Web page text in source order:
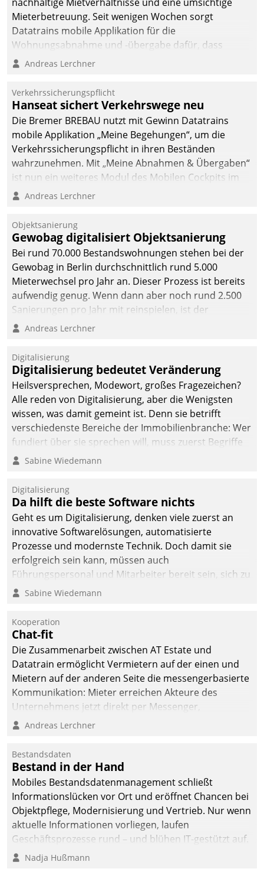
Mieterbetreuung. Seit wenigen Wochen sorgt
Datatrains mobile Applikation für die
Wohnungsabnahme und -übergabe dafür, dass
Mieter wohlgeordnet kommen und, so es sein muss,
Andreas Lerchner
Verkehrssicherungspflicht
Hanseat sichert Verkehrswege neu
Die Bremer BREBAU nutzt mit Gewinn Datatrains
mobile Applikation „Meine Begehungen“, um die
Verkehrssicherungspflicht in ihren Beständen
wahrzunehmen. Mit „Meine Abnahmen & Übergaben“
ist nun ein weiteres Modul des Mobilen Cockpits im
Einsatz.
Andreas Lerchner
Objektsanierung
Gewobag digitalisiert Objektsanierung
Bei rund 70.000 Bestandswohnungen stehen bei der
Gewobag in Berlin durchschnittlich rund 5.000
Mieterwechsel pro Jahr an. Dieser Prozess ist bereits
aufwendig genug. Wenn dann aber noch rund 2.500
Sanierungen pro Jahr mit reinspielen, ist der
Betreuungs- und Organisationsaufwand immens. Im
kommunale Wohnungsbauunternehmen daher
gemeinsam mit der Berliner Datatrain GmbH den
Teilprozess der Objektsanierung digitalisiert.
Andreas Lerchner
Digitalisierung
Digitalisierung bedeutet Veränderung
Heilsversprechen, Modewort, großes Fragezeichen?
Alle reden von Digitalisierung, aber die Wenigsten
wissen, was damit gemeint ist. Denn sie betrifft
verschiedenste Bereiche der Immobilienbranche: Wer
fundiert über sie sprechen will, muss zuerst Begriffe
klären. Ein Aspekt ist die betriebliche Optimierung:
Einsparungen durch optimierte und automatisierte
Prozesse. Doch man darf nicht zu viel erwarten: Allein
mit der Einführung einer neuen Software ist es nicht
getan. Die Digitalisierung erfordert von Unternehmen
die Bereitschaft, sich zu überprüfen, zu hinterfragen
und zu verändern.
Sabine Wiedemann
Digitalisierung
Da hilft die beste Software nichts
Geht es um Digitalisierung, denken viele zuerst an
innovative Softwarelösungen, automatisierte
Prozesse und modernste Technik. Doch damit sie
erfolgreich sein kann, müssen auch
Führungspersonal und Mitarbeiter bereit sein, sich zu
verändern und anzupassen, sonst werden sie an ihr
Sabine Wiedemann
Kooperation
Chat-fit
Die Zusammenarbeit zwischen AT Estate und
Datatrain ermöglicht Vermietern auf der einen und
Mietern auf der anderen Seite die messengerbasierte
Kommunikation: Mieter erreichen Akteure des
Unternehmens jetzt direkt per Messenger,
Mitarbeiter oder Dienstleister empfangen oder
Andreas Lerchner
Bestandsdaten
Bestand in der Hand
Mobiles Bestandsdatenmanagement schließt
Informationslücken vor Ort und eröffnet Chancen bei
Objektpflege, Modernisierung und Vertrieb. Nur wenn
aktuelle Informationen vorliegen, laufen
Geschäftsprozesse rund – und blühen IT-gestützt auf.
Nadja Hußmann